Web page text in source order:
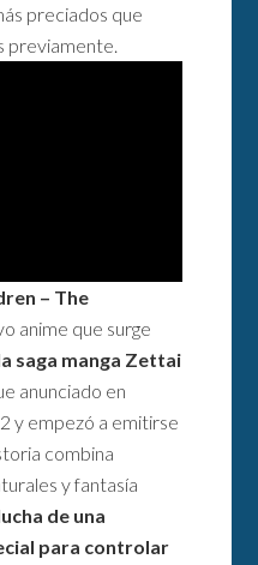
preciados que
previamente.
– The
anime que surge
saga manga Zettai
anunciado en
y empezó a emitirse
combina
y fantasía
de una
para controlar